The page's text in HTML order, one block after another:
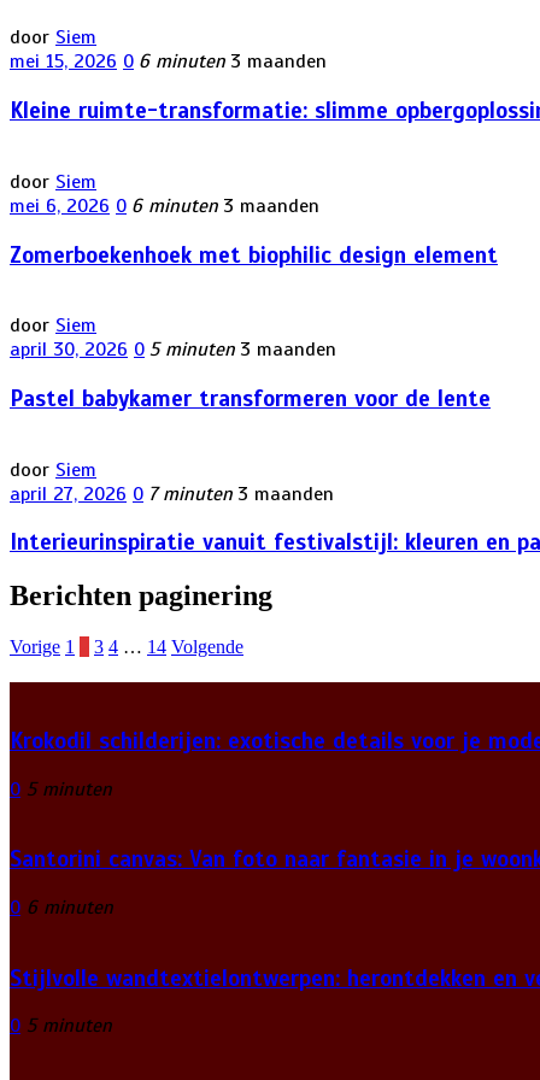
door Siem
mei 15, 2026 0 6 minuten 3 maanden
Kleine ruimte-transformatie: slimme
door Siem
mei 6, 2026 0 6 minuten 3 maanden
Zomerboekenhoek met biophilic design element
door Siem
april 30, 2026 0 5 minuten 3 maanden
Pastel babykamer transformeren voor de lente
door Siem
april 27, 2026 0 7 minuten 3 maanden
Interieurinspiratie vanuit festivalstijl: kleuren en
Berichten paginering
Vorige 1 3 4 … 14 Volgende
Krokodil schilderijen: exotische details voor je
0 5 minuten
Santorini canvas: Van foto naar fantasie in je
0 6 minuten
Stijlvolle wandtextielontwerpen: herontdekken en
0 5 minuten